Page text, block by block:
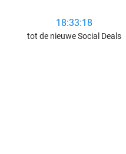
18:33:17
tot de nieuwe Social Deals